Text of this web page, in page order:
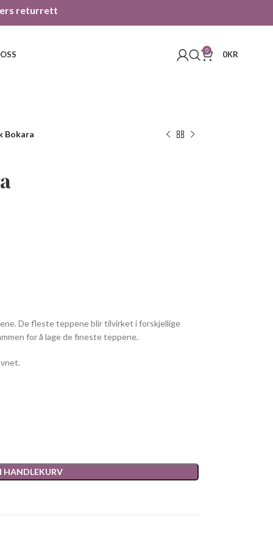
returrett
0 0KR
Bokara
De fleste teppene blir tilvirket i forskjellige
for å lage de fineste teppene.
HANDLEKURV